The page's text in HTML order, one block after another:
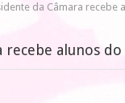
da Câmara recebe
recebe alunos